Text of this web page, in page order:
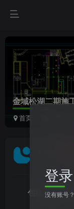
金域松湖二期施
首页
包括展示区大
登录
没有账号